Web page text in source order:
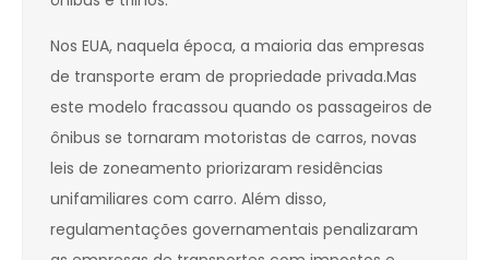
Nos EUA, naquela época, a maioria das empresas
de transporte eram de propriedade privada.Mas
este modelo fracassou quando os passageiros de
ônibus se tornaram motoristas de carros, novas
leis de zoneamento priorizaram residências
unifamiliares com carro. Além disso,
regulamentações governamentais penalizaram